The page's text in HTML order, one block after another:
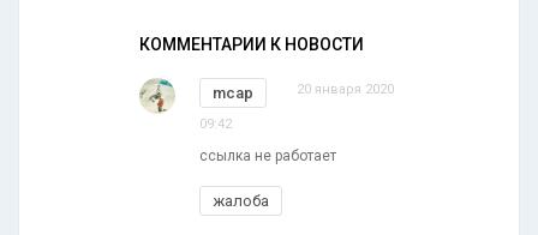
КОММЕНТАРИИ К НОВОСТИ
mcap 20 января 2020
09:42
ссылка не работает
жалоба